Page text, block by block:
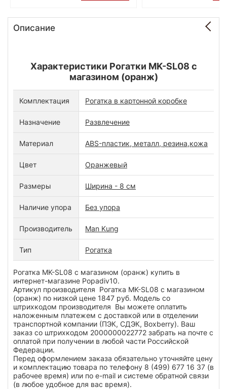
Описание
Характеристики Рогатки MK-SL08 с
магазином (оранж)
Комплектация Рогатка в картонной коробке
Назначение Развлечение
Материал ABS-пластик, металл, резина,кожа
Цвет Оранжевый
Размеры Ширина - 8 см
Наличие упора Без упора
Производитель Man Kung
Тип Рогатка
Рогатка MK-SL08 с магазином (оранж) купить в
интернет-магазине Popadiv10.
Артикул производителя Рогатка MK-SL08 с магазином
(оранж) по низкой цене 1847 руб. Модель со
штрихкодом производителя Вы можете оплатить
наложенным платежем с доставкой или в отделении
транспортной компании (ПЭК, СДЭК, Boxberry). Ваш
заказ со штрихкодом 2000000022772 забрать на почте с
оплатой при получении в любой части Российской
Федерации.
Перед оформлением заказа обязательно уточняйте цену
и комплектацию товара по телефону 8 (499) 677 16 37 (в
рабочее время) или по e-mail и системе обратной связи
(в любое удобное для вас время).